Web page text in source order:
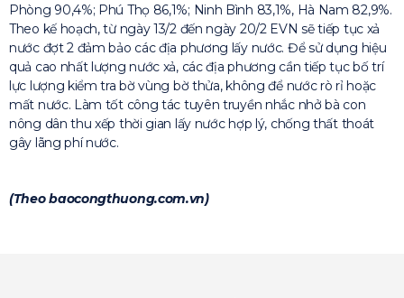
Phòng 90,4%; Phú Thọ 86,1%; Ninh Bình 83,1%, Hà Nam 82,9%.
Theo kế hoạch, từ ngày 13/2 đến ngày 20/2 EVN sẽ tiếp tục xả
nước đợt 2 đảm bảo các địa phương lấy nước. Để sử dụng hiệu
quả cao nhất lượng nước xả, các địa phương cần tiếp tục bố trí
lực lượng kiểm tra bờ vùng bờ thửa, không để nước rò rỉ hoặc
mất nước. Làm tốt công tác tuyên truyền nhắc nhở bà con
nông dân thu xếp thời gian lấy nước hợp lý, chống thất thoát
gây lãng phí nước.
(Theo baocongthuong.com.vn)